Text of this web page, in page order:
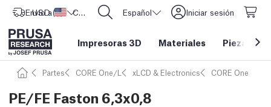
Envío a Estados Unidos
USD ($) CORE One L: ¡Ya disponible! Español Iniciar sesión
Impresoras 3D Materiales Piezas y
Partes CORE One/L xLCD & Electronics CORE One
PE/FE Faston 6,3x0,8